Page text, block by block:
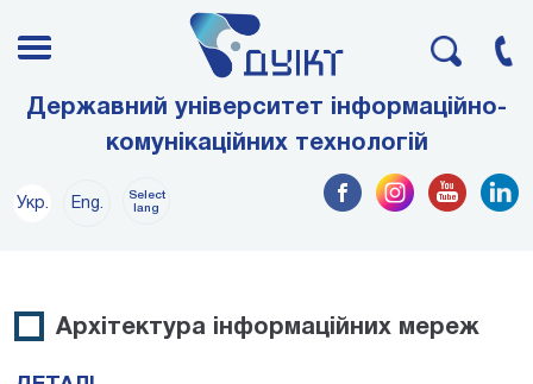
Державний університет інформаційно-
комунікаційних технологій
Укр. Eng.
Select
lang
Архітектура інформаційних мереж